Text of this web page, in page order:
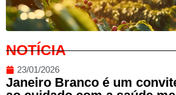
NOTÍCIA
23/01/2026
Janeiro Branco é um